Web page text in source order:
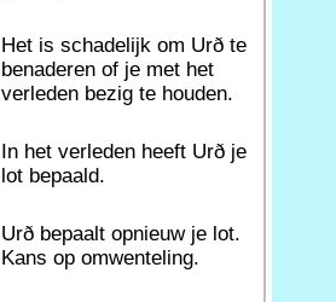
Het is schadelijk om Urð te
benaderen of je met het
verleden bezig te houden.
In het verleden heeft Urð je
lot bepaald.
Urð bepaalt opnieuw je lot.
Kans op omwenteling.